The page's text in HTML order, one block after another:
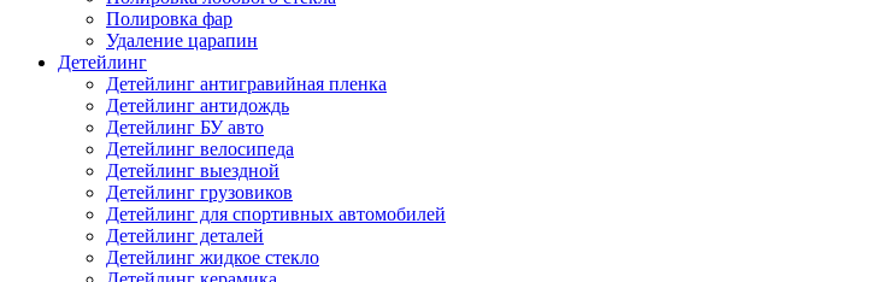
Полировка фар
Удаление царапин
Детейлинг
Детейлинг антигравийная пленка
Детейлинг антидождь
Детейлинг БУ авто
Детейлинг велосипеда
Детейлинг выездной
Детейлинг грузовиков
Детейлинг для спортивных автомобилей
Детейлинг деталей
Детейлинг жидкое стекло